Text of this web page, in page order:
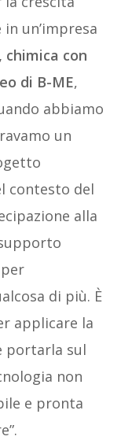
un’impresa
, chimica con
di B-ME,
abbiamo
un
contesto del
alla
di più. È
applicare la
portarla sul
non
e pronta